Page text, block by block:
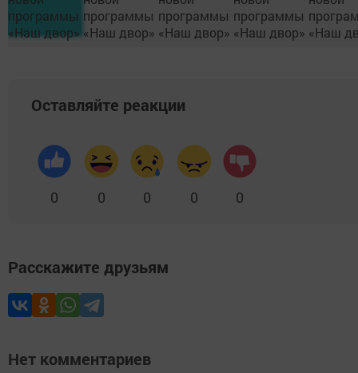
Оставляйте реакции
0 0 0 0 0
Расскажите друзьям
Нет комментариев